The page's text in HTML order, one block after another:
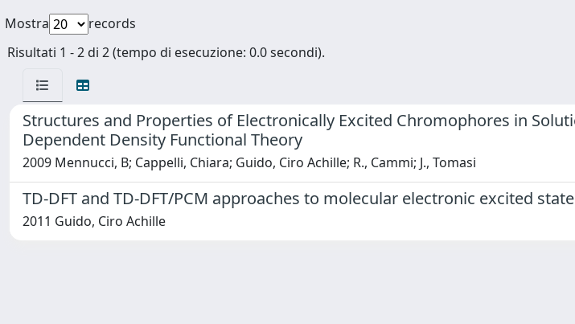
Mostra
records
Risultati 1 - 2 di 2 (tempo di esecuzione: 0.0 secondi).
Structures and Properties of Electronically Excited Chromophores in
Dependent Density Functional Theory
2009 Mennucci, B; Cappelli, Chiara; Guido, Ciro Achille; R., Cammi; J., Tomasi
TD-DFT and TD-DFT/PCM approaches to molecular electronic excited
2011 Guido, Ciro Achille